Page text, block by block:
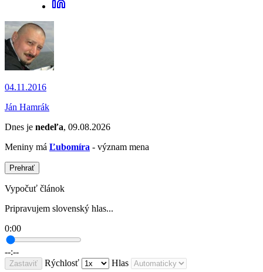
04.11.2016
Ján Hamrák
Dnes je nedeľa, 09.08.2026
Meniny má Ľubomíra - význam mena
Prehrať
Vypočuť článok
Pripravujem slovenský hlas...
0:00
--:--
Zastaviť Rýchlosť Hlas